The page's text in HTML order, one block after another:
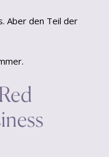
Aber den Teil der